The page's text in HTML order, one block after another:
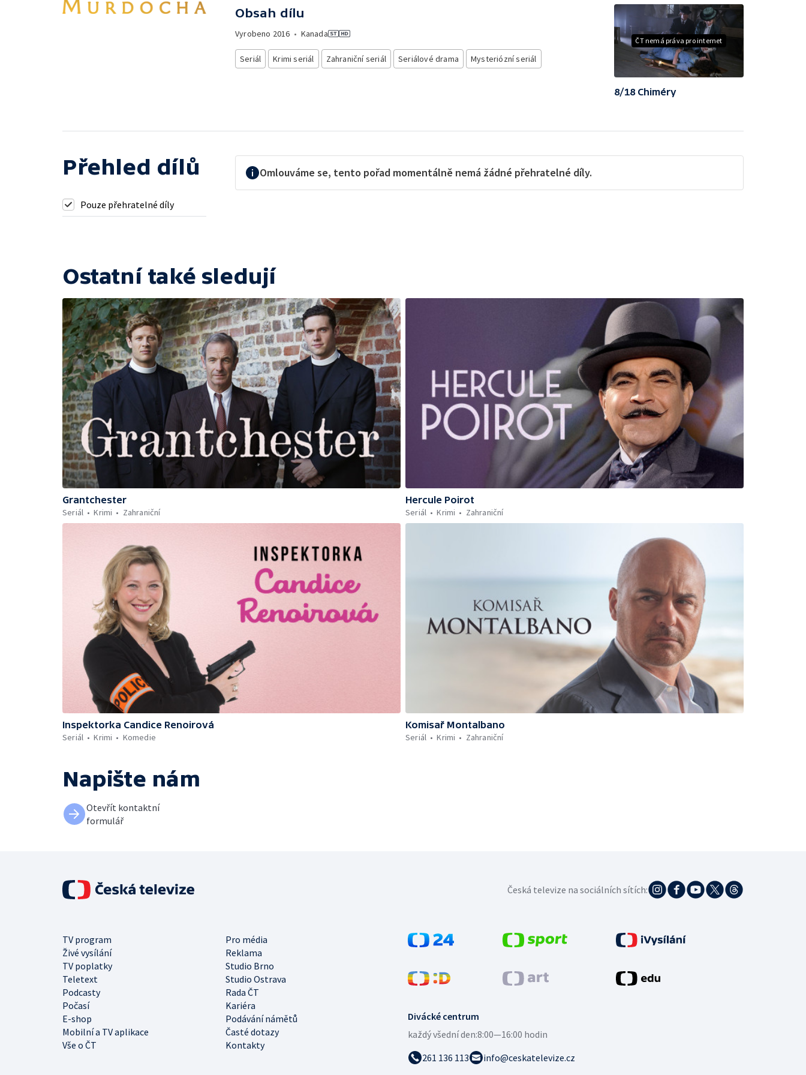
Obsah dílu
Vyrobeno 2016 • Kanada
Seriál Krimi seriál Zahraniční seriál Seriálové drama Mysteriózní seriál
ČT nemá práva pro internet
8/18 Chiméry
Přehled dílů
Pouze přehratelné díly
Omlouváme se, tento pořad momentálně nemá žádné přehratelné díly.
Ostatní také sledují
Grantchester
Seriál
Krimi Zahraniční
Hercule Poirot
Seriál
Krimi Zahraniční
Inspektorka Candice Renoirová
Seriál
Krimi Komedie
Komisař Montalbano
Seriál
Krimi Zahraniční
Napište nám
Otevřít kontaktní
formulář
Divácké centrum
každý všední den:8:00—16:00 hodin
261 136 113
info@ceskatelevize.cz
TV program
Pro média
Živé vysílání
Reklama
TV poplatky
Studio Brno
Teletext
Studio Ostrava
Podcasty
Rada ČT
Počasí
Kariéra
E-shop
Podávání námětů
Mobilní a TV aplikace
Časté dotazy
Vše o ČT
Kontakty
Česká televize na sociálních sítích: